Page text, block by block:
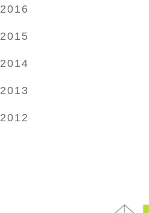
2016
2015
2014
2013
2012